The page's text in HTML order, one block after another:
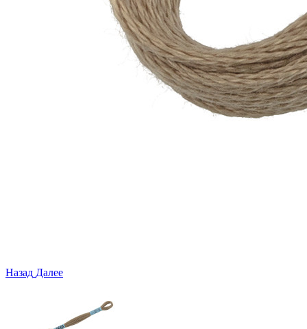
Назад Далее